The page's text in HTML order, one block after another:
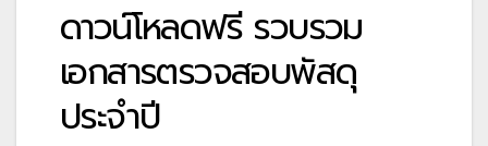
ดาวน์โหลดฟรี รวบรวม
เอกสารตรวจสอบพัสดุ
ประจำปี